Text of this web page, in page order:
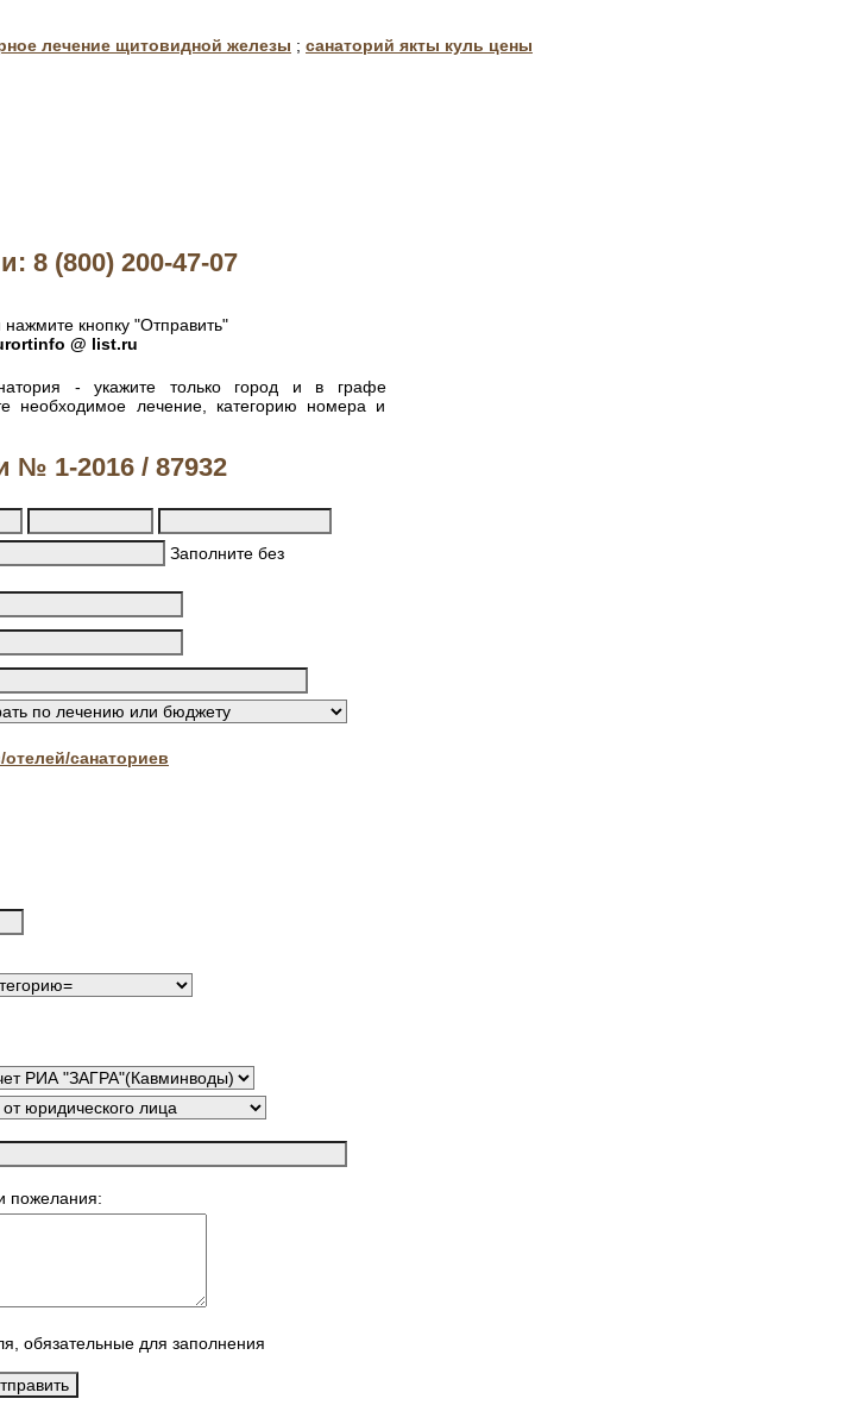
лечение щитовидной железы ; санаторий якты куль цены
8 (800) 200-47-07
кнопку "Отправить"
@ list.ru
- укажите только город и в графе
необходимое лечение, категорию номера и
№ 1-2016 / 87932
Заполните без
санаториев
пожелания:
обязательные для заполнения